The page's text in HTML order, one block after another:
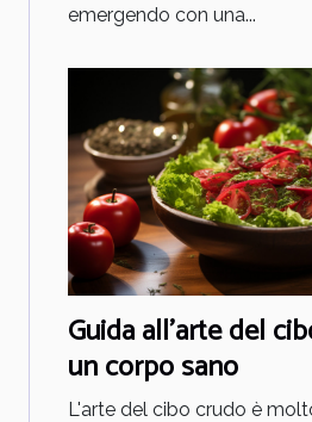
emergendo con una...
Guida all'arte del
un corpo sano
L'arte del cibo crudo è